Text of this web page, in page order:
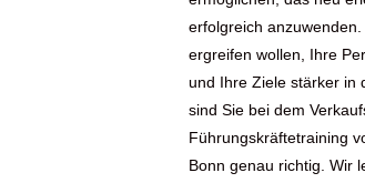
erfolgreich
ergreifen wollen, Ihre
und Ihre Ziele stärker in
sind Sie bei dem
Führungskräftetraining
Bonn genau richtig. Wir